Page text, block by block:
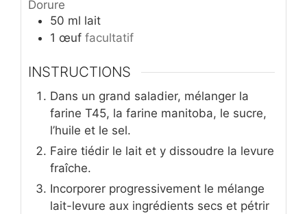
Dorure
50 ml lait
1 œuf facultatif
INSTRUCTIONS
Dans un grand saladier, mélanger la
farine T45, la farine manitoba, le sucre,
l’huile et le sel.
Faire tiédir le lait et y dissoudre la levure
fraîche.
Incorporer progressivement le mélange
lait-levure aux ingrédients secs et pétrir